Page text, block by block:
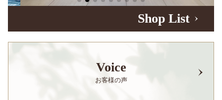
Shop List
Voice
お客様の声